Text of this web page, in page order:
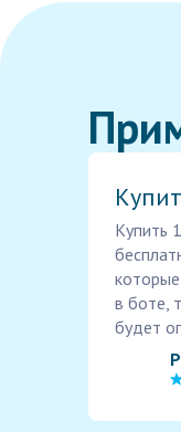
Купить
в боте,
будет